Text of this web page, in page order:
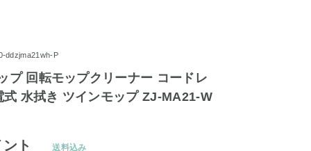
ddzjma21wh-P
プ 回転モップクリーナー コードレ
水拭き ツインモップ ZJ-MA21-W
ト 送料込み